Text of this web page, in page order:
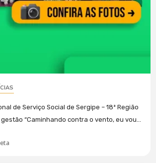
de Serviço Social de Sergipe – 18ª Região
gestão “Caminhando contra o vento, eu vou...